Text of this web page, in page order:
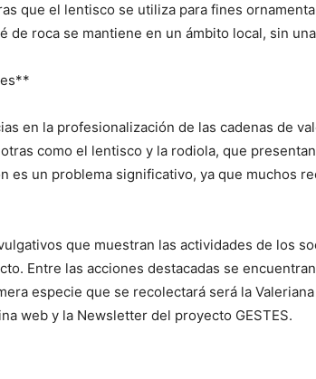
que el lentisco se utiliza para fines
de roca se mantiene en un ámbito local, sin
en la profesionalización de las cadenas de
como el lentisco y la rodiola, que
es un problema significativo, ya que muchos
que muestran las actividades de los
Entre las acciones destacadas se
especie que se recolectará será la
web y la Newsletter del proyecto GESTES.